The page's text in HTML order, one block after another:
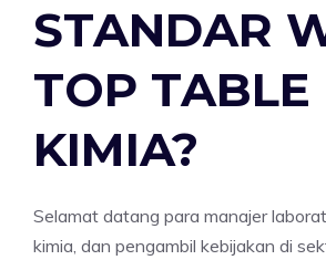
STANDAR
TOP TABLE
KIMIA?
Selamat datang para manajer
kimia, dan pengambil kebijakan di